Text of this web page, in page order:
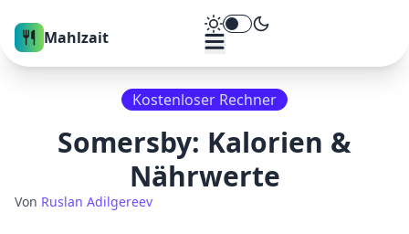
Mahlzait Theme umschalten
Kostenloser Rechner
Somersby: Kalorien &
Nährwerte
Von Ruslan Adilgereev